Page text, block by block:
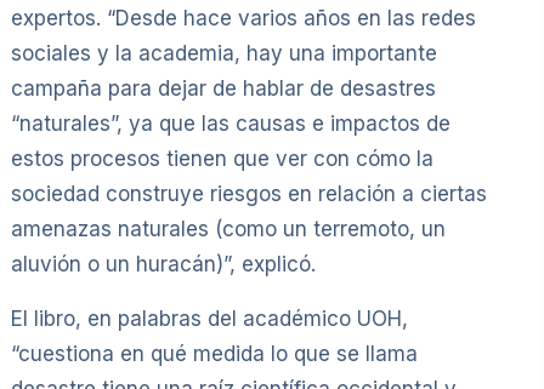
expertos. “Desde hace varios años en las redes
sociales y la academia, hay una importante
campaña para dejar de hablar de desastres
“naturales”, ya que las causas e impactos de
estos procesos tienen que ver con cómo la
sociedad construye riesgos en relación a ciertas
amenazas naturales (como un terremoto, un
aluvión o un huracán)”, explicó.
El libro, en palabras del académico UOH,
“cuestiona en qué medida lo que se llama